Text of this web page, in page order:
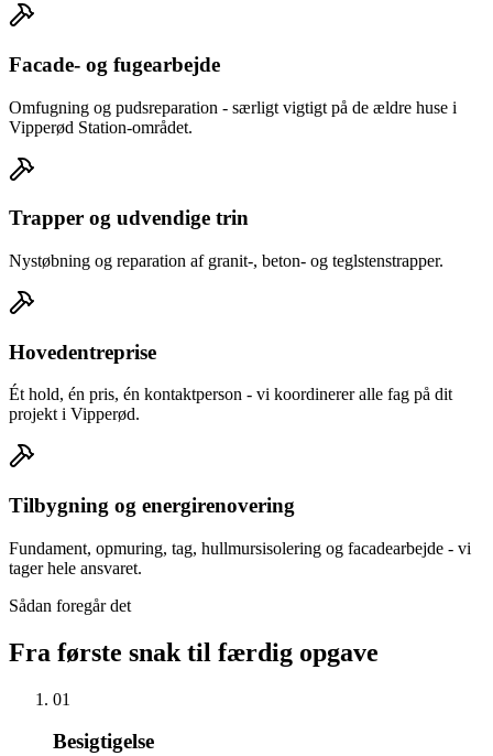
Facade- og fugearbejde
Omfugning og pudsreparation - særligt vigtigt på de ældre huse i
Vipperød Station-området.
Trapper og udvendige trin
Nystøbning og reparation af granit-, beton- og teglstenstrapper.
Hovedentreprise
Ét hold, én pris, én kontaktperson - vi koordinerer alle fag på dit
projekt i Vipperød.
Tilbygning og energirenovering
Fundament, opmuring, tag, hullmursisolering og facadearbejde - vi
tager hele ansvaret.
Sådan foregår det
Fra første snak til færdig opgave
01
Besigtigelse